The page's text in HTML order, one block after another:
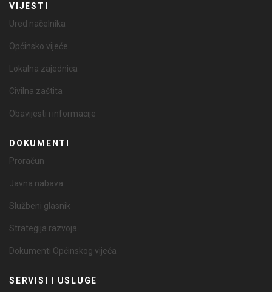
VIJESTI
Ured načelnika
Općinsko vijeće
Lokalna zajednica
Civilna zaštita
Obavijesti i informacije
DOKUMENTI
Proračun
Javna nabava
Službeni glasnik
Strategija razvoja
Dokumenti Općinskog vijeća
SERVISI I USLUGE